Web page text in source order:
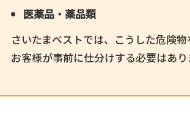
医薬品・薬品類
さいたまベストでは、こうした危険物
お客様が事前に仕分けする必要はあり